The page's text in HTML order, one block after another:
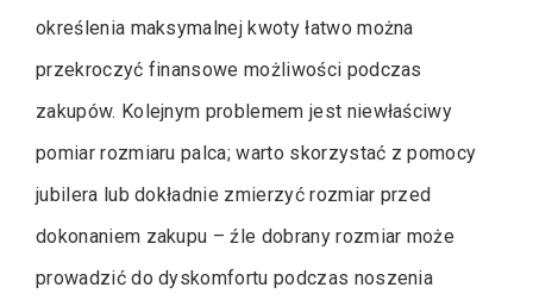
określenia maksymalnej kwoty łatwo można
przekroczyć finansowe możliwości podczas
zakupów. Kolejnym problemem jest niewłaściwy
pomiar rozmiaru palca; warto skorzystać z pomocy
jubilera lub dokładnie zmierzyć rozmiar przed
dokonaniem zakupu – źle dobrany rozmiar może
prowadzić do dyskomfortu podczas noszenia